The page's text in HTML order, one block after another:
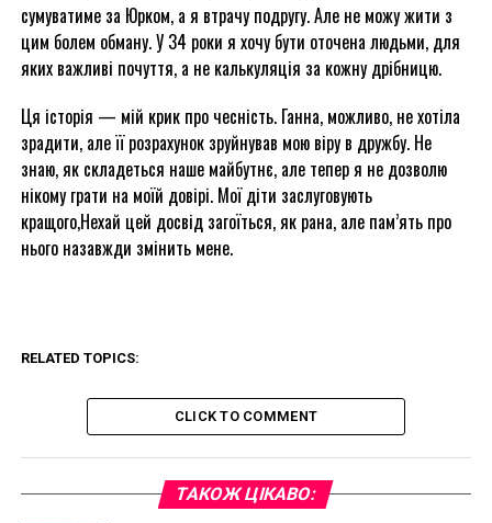
сумуватиме за Юрком, а я втрачу подругу. Але не можу жити з
цим болем обману. У 34 роки я хочу бути оточена людьми, для
яких важливі почуття, а не калькуляція за кожну дрібницю.
Ця історія — мій крик про чесність. Ганна, можливо, не хотіла
зрадити, але її розрахунок зруйнував мою віру в дружбу. Не
знаю, як складеться наше майбутнє, але тепер я не дозволю
нікому грати на моїй довірі. Мої діти заслуговують
кращого,Нехай цей досвід загоїться, як рана, але пам’ять про
нього назавжди змінить мене.
RELATED TOPICS:
CLICK TO COMMENT
ТАКОЖ ЦІКАВО: